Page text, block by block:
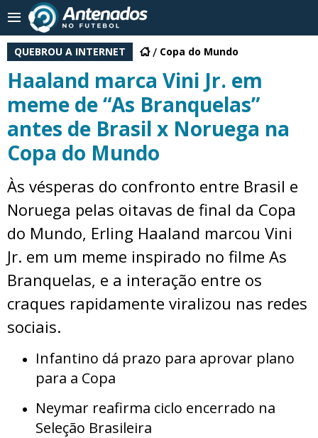
QUEBROU A INTERNET Copa do Mundo
Haaland marca Vini Jr. em
meme de “As Branquelas”
antes de Brasil x Noruega na
Copa do Mundo
Às vésperas do confronto entre Brasil e
Noruega pelas oitavas de final da Copa
do Mundo, Erling Haaland marcou Vini
Jr. em um meme inspirado no filme As
Branquelas, e a interação entre os
craques rapidamente viralizou nas redes
sociais.
Infantino dá prazo para aprovar plano
para a Copa
Neymar reafirma ciclo encerrado na
Seleção Brasileira